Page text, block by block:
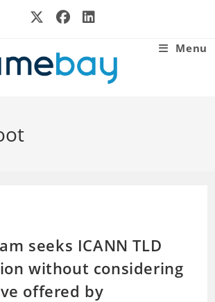
Menu
seeks ICANN TLD
without considering
offered by